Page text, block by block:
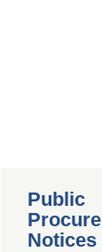
Public
Notices